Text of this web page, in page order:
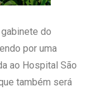
do
por uma
ao Hospital São
também será